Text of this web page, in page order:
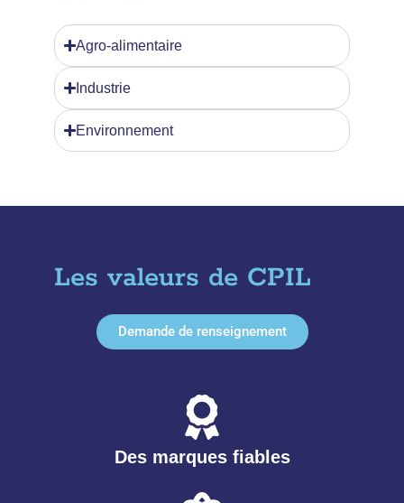
Agro-alimentaire
Industrie
Environnement
Les valeurs de CPIL
Demande de renseignement
Des marques fiables